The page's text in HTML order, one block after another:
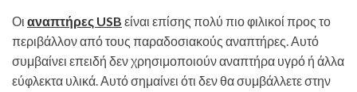
Οι αναπτήρες USB είναι επίσης πολύ πιο φιλικοί προς το
περιβάλλον από τους παραδοσιακούς αναπτήρες. Αυτό
συμβαίνει επειδή δεν χρησιμοποιούν αναπτήρα υγρό ή άλλα
εύφλεκτα υλικά. Αυτό σημαίνει ότι δεν θα συμβάλλετε στην